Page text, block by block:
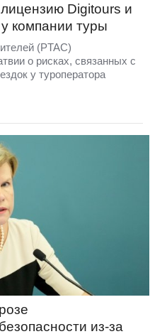
Digitours и
компании туры
(PTAC)
о рисках, связанных с
у туроператора
из-за